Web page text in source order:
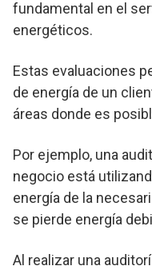
fundamental en el
energéticos.
Estas evaluaciones
de energía de un
áreas donde es
Por ejemplo, una
negocio está
energía de la
se pierde energía
Al realizar una